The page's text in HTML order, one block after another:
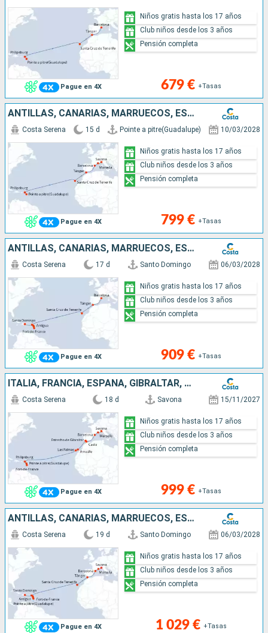
Pague en 4X 679 € +Tasas
Niños gratis hasta los 17 años
Club niños desde los 3 años
Pensión completa
ANTILLAS, CANARIAS, MARRUECOS, ESPAÑA, FRANCIA, ITALIA
Pague en 4X
Costa Serena 15 d Pointe a pitre(Guadalupe) 10/03/2028
799 € +Tasas
Niños gratis hasta los 17 años
Club niños desde los 3 años
Pensión completa
ANTILLAS, CANARIAS, MARRUECOS, ESPAÑA
Pague en 4X
Costa Serena 17 d Santo Domingo 06/03/2028
909 € +Tasas
Niños gratis hasta los 17 años
Club niños desde los 3 años
Pensión completa
ITALIA, FRANCIA, ESPAÑA, GIBRALTAR, CANARIAS, ANTILLAS
Pague en 4X
Costa Serena 18 d Savona 15/11/2027
999 € +Tasas
Niños gratis hasta los 17 años
Club niños desde los 3 años
Pensión completa
ANTILLAS, CANARIAS, MARRUECOS, ESPAÑA, FRANCIA, ITALIA
Pague en 4X
Costa Serena 19 d Santo Domingo 06/03/2028
1 029 € +Tasas
Niños gratis hasta los 17 años
Club niños desde los 3 años
Pensión completa